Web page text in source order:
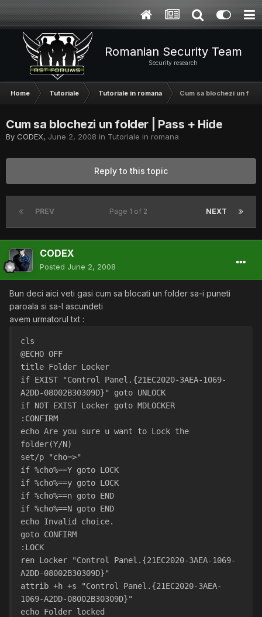
Romanian Security Team
Security research
Home Tutoriale Tutoriale in romana Cum sa blochezi un
Cum sa blochezi un folder | Pass + Hide
By CODEX, June 2, 2008 in Tutoriale in romana
Reply to this topic
PREV NEXT
Page 1 of 2
CODEX
Posted June 2, 2008
Bun deci aici veti gasi cum sa blocati un folder sa-i puneti
paroala si sa-l ascundeti
avem urmatorul txt :
cls
@ECHO OFF
title Folder Locker
if EXIST "Control Panel.{21EC2020-3AEA-1069-
A2DD-08002B30309D}" goto UNLOCK
if NOT EXIST Locker goto MDLOCKER
:CONFIRM
echo Are you sure u want to Lock the
folder(Y/N)
set/p "cho=>"
if %cho%==Y goto LOCK
if %cho%==y goto LOCK
if %cho%==n goto END
if %cho%==N goto END
echo Invalid choice.
goto CONFIRM
:LOCK
ren Locker "Control Panel.{21EC2020-3AEA-1069-
A2DD-08002B30309D}"
attrib +h +s "Control Panel.{21EC2020-3AEA-
1069-A2DD-08002B30309D}"
echo Folder locked